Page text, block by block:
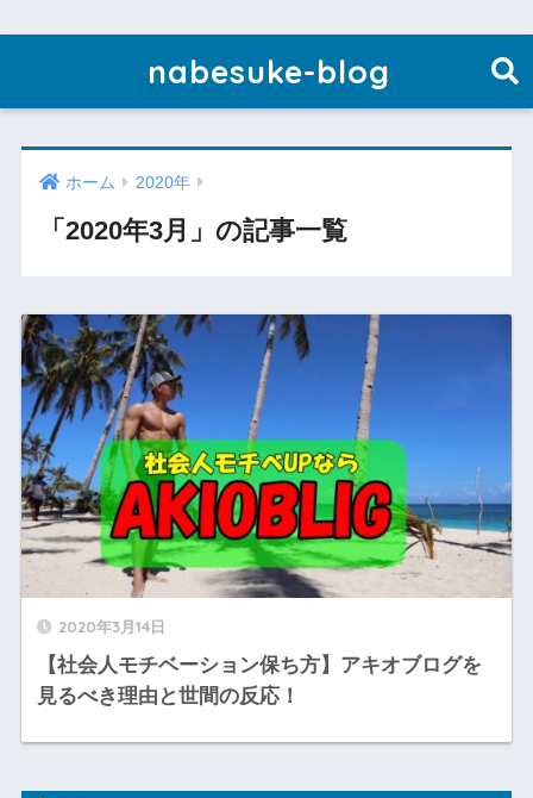
nabesuke-blog
ホーム 2020年
「2020年3月」の記事一覧
2020年3月14日
【社会人モチベーション保ち方】アキオブログを
見るべき理由と世間の反応！